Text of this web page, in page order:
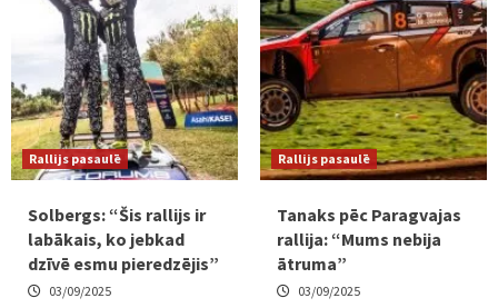
Rallijs pasaulē
Solbergs: “Šis rallijs ir
labākais, ko jebkad
dzīvē esmu pieredzējis”
03/09/2025
Rallijs pasaulē
Tanaks pēc Paragvajas
rallija: “Mums nebija
ātruma”
03/09/2025